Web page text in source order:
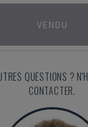
VENDU
QUESTIONS ?
CONTACTER.